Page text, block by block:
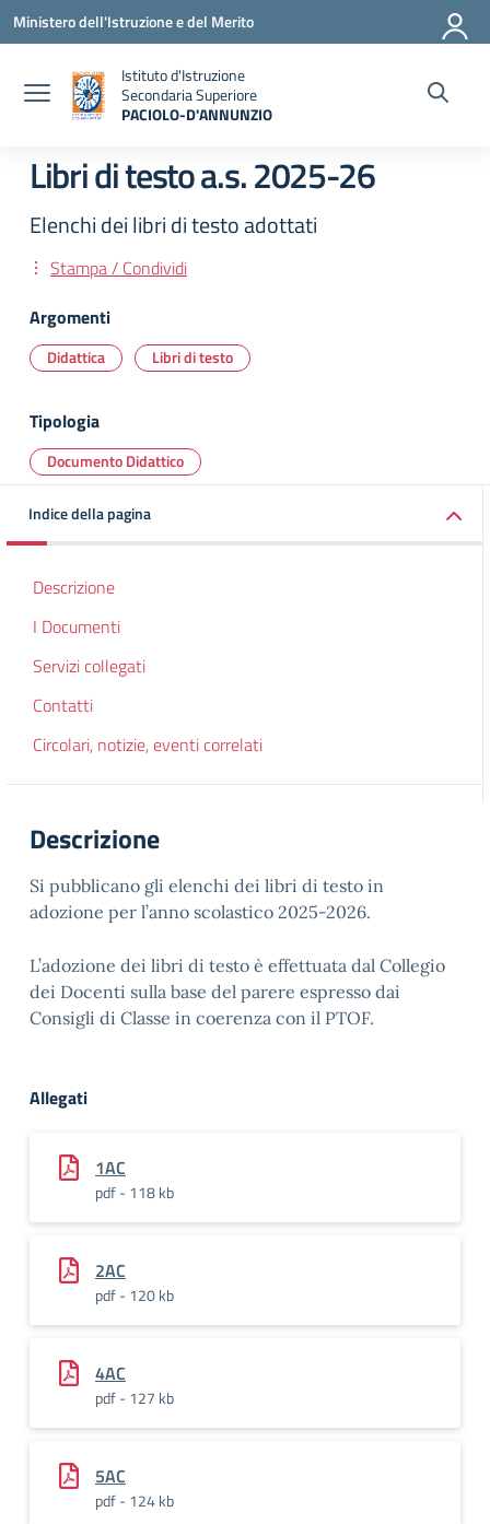
Vai ai contenuti
Vai al menu di navigazione
Vai al footer
Ministero dell'Istruzione e del Merito
Istituto d'Istruzione
Secondaria Superiore
PACIOLO-D'ANNUNZIO
Libri di testo a.s. 2025-26
Elenchi dei libri di testo adottati
Stampa / Condividi
Argomenti
Didattica Libri di testo
Tipologia
Documento Didattico
Indice della pagina
Descrizione
I Documenti
Servizi collegati
Contatti
Circolari, notizie, eventi correlati
Descrizione
Si pubblicano gli elenchi dei libri di testo in
adozione per l’anno scolastico 2025-2026.
L’adozione dei libri di testo è effettuata dal Collegio
dei Docenti sulla base del parere espresso dai
Consigli di Classe in coerenza con il PTOF.
Allegati
1AC
pdf - 118 kb
2AC
pdf - 120 kb
4AC
pdf - 127 kb
5AC
pdf - 124 kb